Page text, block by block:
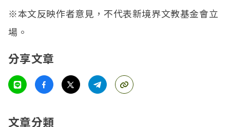
※本文反映作者意見，不代表新境界文教基金會立
場。
分享文章
文章分類